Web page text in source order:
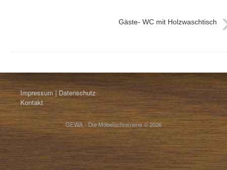
Gäste- WC mit Holzwaschtisch
Impressum | Datenschutz
Kontakt
GEWA - Die Möbelschreinerei © 2026